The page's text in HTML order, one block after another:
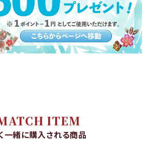
ITEM
一緒に購入される商品